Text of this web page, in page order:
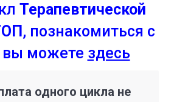
Терапевтической
, познакомиться с
вы можете здесь
одного цикла не